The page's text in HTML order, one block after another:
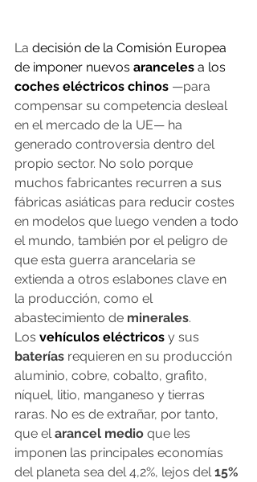
La decisión de la Comisión Europea
de imponer nuevos aranceles a los
coches eléctricos chinos —para
compensar su competencia desleal
en el mercado de la UE— ha
generado controversia dentro del
propio sector. No solo porque
muchos fabricantes recurren a sus
fábricas asiáticas para reducir costes
en modelos que luego venden a todo
el mundo, también por el peligro de
que esta guerra arancelaria se
extienda a otros eslabones clave en
la producción, como el
abastecimiento de minerales.
Los vehículos eléctricos y sus
baterías requieren en su producción
aluminio, cobre, cobalto, grafito,
níquel, litio, manganeso y tierras
raras. No es de extrañar, por tanto,
que el arancel medio que les
imponen las principales economías
del planeta sea del 4,2%, lejos del 15%